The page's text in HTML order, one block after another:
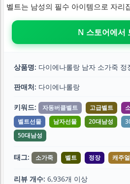
벨트는 남성의 필수 아이템으로 자리
N 스토어에서
상품명: 다이에나롤랑 남자 소가죽 정
판매처: 다이에나롤랑
키워드: 자동버클벨트 고급벨트
벨트선물
남자선물 20대남성
50대남성
태그: 소가죽 벨트 정장 캐주얼
리뷰 개수: 6,936개 이상